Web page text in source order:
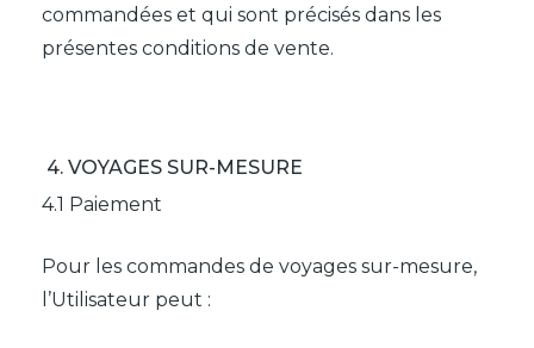
commandées et qui sont précisés dans les
présentes conditions de vente.
4. VOYAGES SUR-MESURE
4.1 Paiement
Pour les commandes de voyages sur-mesure,
l’Utilisateur peut :